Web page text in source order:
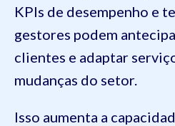
KPIs de desempenho e
gestores podem
clientes e adaptar
mudanças do setor.
Isso aumenta a